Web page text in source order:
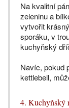
Na kvalitní
zeleninu a
vytvořit
sporáku, v
kuchyňský
Navíc, pokud
kettlebell,
4. Kuchyňský